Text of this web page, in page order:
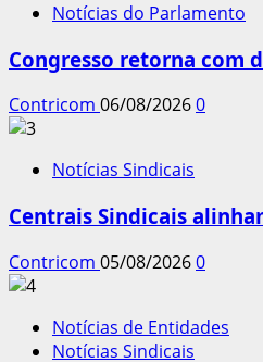
Notícias do Parlamento
Congresso retorna com
Contricom 06/08/20260
Notícias Sindicais
Centrais Sindicais
Contricom 05/08/20260
Notícias de Entidades
Notícias Sindicais